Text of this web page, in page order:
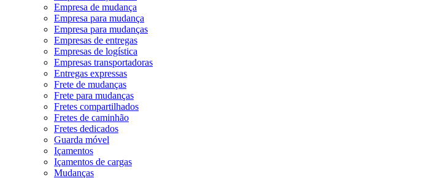
Empresa de mudança
Empresa para mudança
Empresa para mudanças
Empresas de entregas
Empresas de logística
Empresas transportadoras
Entregas expressas
Frete de mudanças
Frete para mudanças
Fretes compartilhados
Fretes de caminhão
Fretes dedicados
Guarda móvel
Içamentos
Içamentos de cargas
Mudanças